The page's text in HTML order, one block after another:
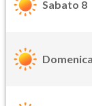
Sabato 8